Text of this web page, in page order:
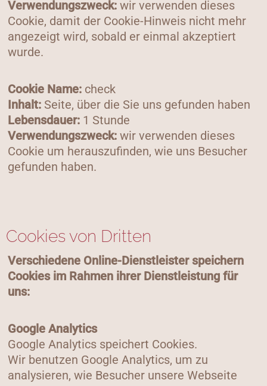
Verwendungszweck: wir verwenden dieses
Cookie, damit der Cookie-Hinweis nicht mehr
angezeigt wird, sobald er einmal akzeptiert
wurde.
Cookie Name: check
Inhalt: Seite, über die Sie uns gefunden haben
Lebensdauer: 1 Stunde
Verwendungszweck: wir verwenden dieses
Cookie um herauszufinden, wie uns Besucher
gefunden haben.
Cookies von Dritten
Verschiedene Online-Dienstleister speichern
Cookies im Rahmen ihrer Dienstleistung für
uns:
Google Analytics
Google Analytics speichert Cookies.
Wir benutzen Google Analytics, um zu
analysieren, wie Besucher unsere Webseite